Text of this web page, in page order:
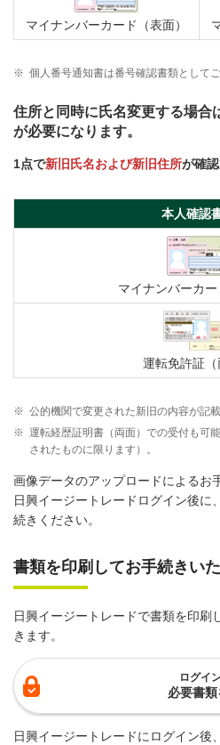
マイナンバーカード（表面）
※ 個人番号通知書は番号確認書類として
住所と同時に氏名変更する場合
が必要になります。
1点で新旧氏名および新旧住所が確
本人確認
マイナンバーカー
運転免許証（
※ 公的機関で変更された新旧の内容が記
※ 運転経歴証明書（両面）での受付も可
されたものに限ります）。
画像データのアップロードによるお
日興イージートレードログイン後に
続きください。
書類を印刷してお手続きい
日興イージートレードで書類を印刷
きます。
ログイ
必要書類
日興イージートレードにログイン後